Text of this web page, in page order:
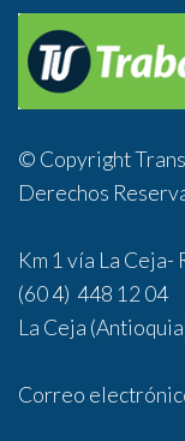
© Copyright
Derechos
Km 1 vía La
(60 4) 448 12 04
La Ceja
Correo